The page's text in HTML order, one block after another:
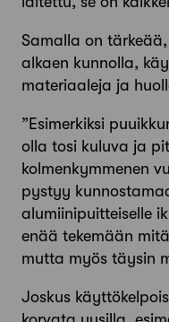
Samalla on
alkaen kunnolla,
materiaaleja ja
”Esimerkiksi
olla tosi kuluva ja
kolmenkymmenen
pystyy
alumiinipuitteiselle
enää tekemään
mutta myös täysin
Joskus